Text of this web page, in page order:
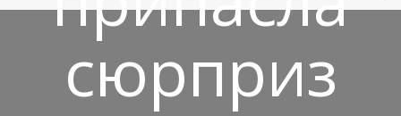
сюрприз